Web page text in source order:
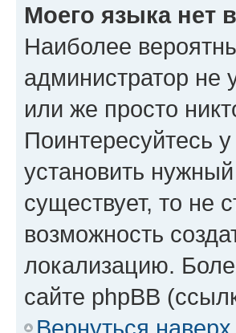
Моего языка нет
Наиболее
администратор не
или же просто
Поинтересуйтесь
установить
существует, то не
возможность
локализацию.
сайте phpBB
Вернуться наверх